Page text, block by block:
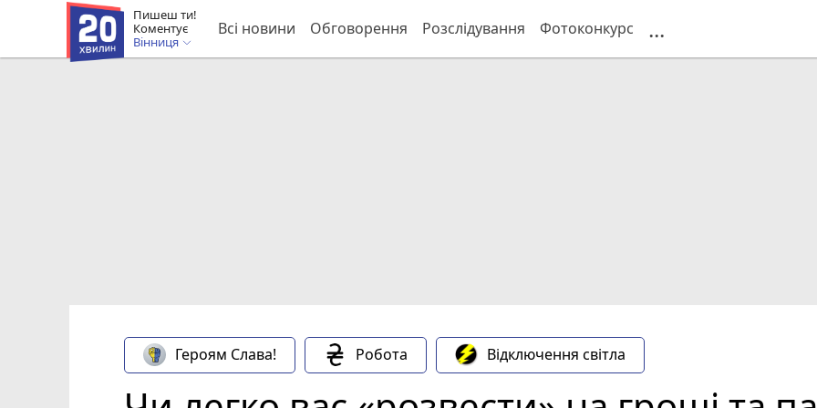
Пишеш ти!
Коментує
Вінниця
Всі новини Обговорення Розслідування Фотоконкурс ...
Героям Слава! Робота Відключення світла